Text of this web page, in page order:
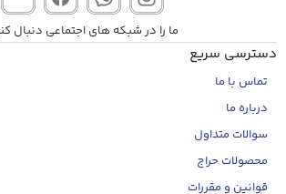
ما را در شبکه های اجتماعی دنبال
دسترسی سریع
تماس با ما
درباره ما
سوالات متداول
محصولات حراج
قوانین و مقررات